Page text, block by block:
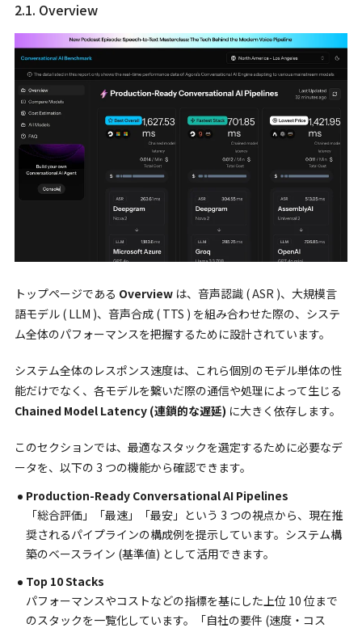
2.1. Overview
トップページである Overviewは、音声認識 ( ASR )、大規模言
語モデル ( LLM )、音声合成 ( TTS ) を組み合わせた際の、システ
ム全体のパフォーマンスを把握するために設計されています。
システム全体のレスポンス速度は、これら個別のモデル単体の性
能だけでなく、各モデルを繋いだ際の通信や処理によって生じる
Chained Model Latency (連鎖的な遅延) に大きく依存します。
このセクションでは、最適なスタックを選定するために必要なデ
ータを、以下の 3 つの機能から確認できます。
Production-Ready Conversational AI Pipelines
「総合評価」「最速」「最安」という 3 つの視点から、現在推
奨されるパイプラインの構成例を提示しています。システム構
築のベースライン (基準値) として活用できます。
Top 10 Stacks
パフォーマンスやコストなどの指標を基にした上位 10 位まで
のスタックを一覧化しています。「自社の要件 (速度・コス